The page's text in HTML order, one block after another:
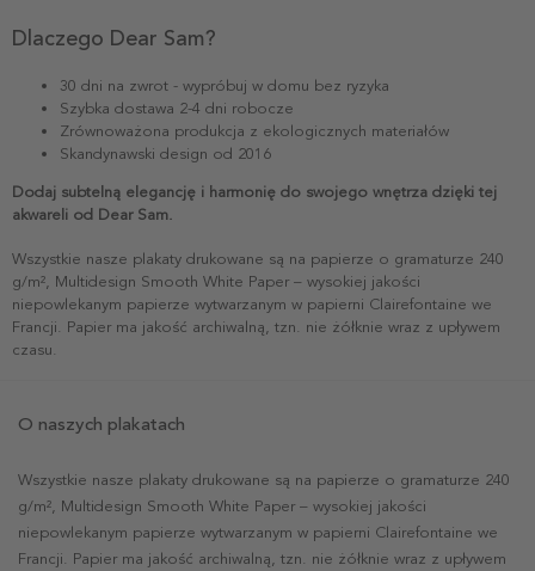
Dlaczego Dear Sam?
30 dni na zwrot - wypróbuj w domu bez ryzyka
Szybka dostawa 2-4 dni robocze
Zrównoważona produkcja z ekologicznych materiałów
Skandynawski design od 2016
Dodaj subtelną elegancję i harmonię do swojego wnętrza dzięki tej
akwareli od Dear Sam.
Wszystkie nasze plakaty drukowane są na papierze o gramaturze 240
g/m², Multidesign Smooth White Paper – wysokiej jakości
niepowlekanym papierze wytwarzanym w papierni Clairefontaine we
Francji. Papier ma jakość archiwalną, tzn. nie żółknie wraz z upływem
czasu.
O naszych plakatach
Wszystkie nasze plakaty drukowane są na papierze o gramaturze 240
g/m², Multidesign Smooth White Paper – wysokiej jakości
niepowlekanym papierze wytwarzanym w papierni Clairefontaine we
Francji. Papier ma jakość archiwalną, tzn. nie żółknie wraz z upływem